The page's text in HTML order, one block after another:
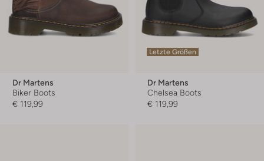
Dr Martens
Biker Boots
€ 119,99
Letzte Größen
Dr Martens
Chelsea Boots
€ 119,99